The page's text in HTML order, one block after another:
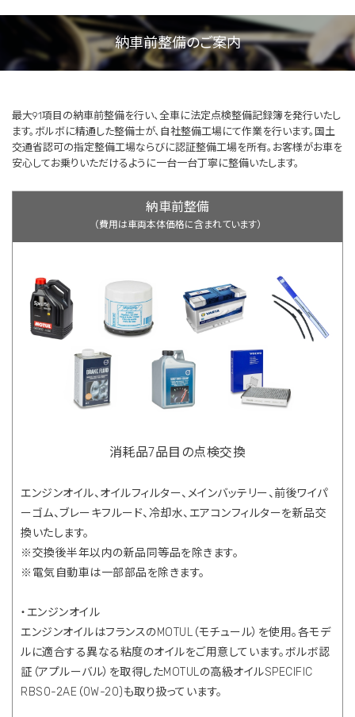
納車前整備のご案内
最大91項目の納車前整備を行い、全車に法定点検整備記録簿を発行いたし
ます。ボルボに精通した整備士が、自社整備工場にて作業を行います。国土
交通省認可の指定整備工場ならびに認証整備工場を所有。お客様がお車を
安心してお乗りいただけるように一台一台丁寧に整備いたします。
納車前整備
（費用は車両本体価格に含まれています）
消耗品7品目の点検交換
エンジンオイル、オイルフィルター、メインバッテリー、前後ワイパ
ーゴム、ブレーキフルード、冷却水、エアコンフィルターを新品交
換いたします。
※交換後半年以内の新品同等品を除きます。
※電気自動車は一部部品を除きます。
・エンジンオイル
エンジンオイルはフランスのMOTUL（モチュール）を使用。各モデ
ルに適合する異なる粘度のオイルをご用意しています。ボルボ認
証（アプルーバル）を取得したMOTULの高級オイルSPECIFIC
RBS0-2AE（0W-20)も取り扱っています。